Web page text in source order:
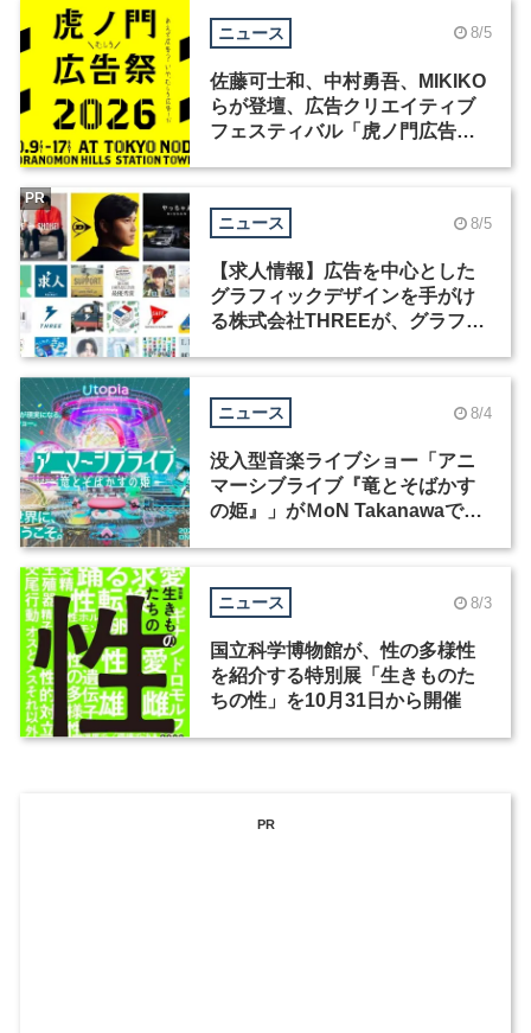
ニュース 8/5
佐藤可士和、中村勇吾、MIKIKO
らが登壇、広告クリエイティブ
フェスティバル「虎ノ門広告
ニュース 8/5
【求人情報】広告を中心とした
グラフィックデザインを手がけ
る株式会社THREEが、グラフィ
PR
ニュース 8/4
没入型音楽ライブショー「アニ
マーシブライブ『竜とそばかす
の姫』」がＭoN Takanawaで開
ニュース 8/3
国立科学博物館が、性の多様性
を紹介する特別展「生きものた
ちの性」を10月31日から開催
PR